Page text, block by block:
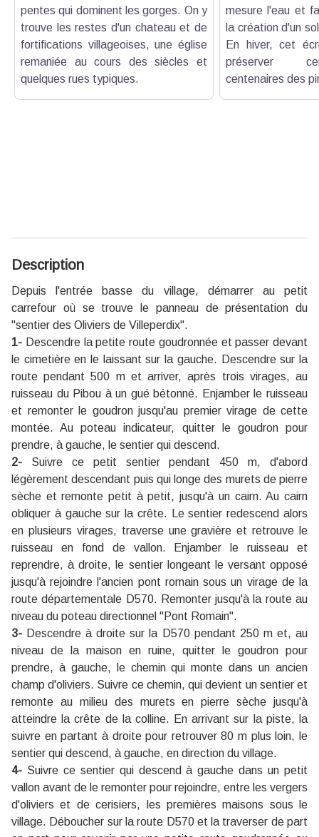
pentes qui dominent les gorges. On y
trouve les restes d'un chateau et de
fortifications villageoises, une église
remaniée au cours des siècles et
quelques rues typiques.
mesure l'eau et
la création d'un
En hiver, cet
préserver
centenaires des
Description
Depuis l'entrée basse du village, démarrer au petit
carrefour où se trouve le panneau de présentation du
"sentier des Oliviers de Villeperdix".
1- Descendre la petite route goudronnée et passer devant
le cimetière en le laissant sur la gauche. Descendre sur la
route pendant 500 m et arriver, après trois virages, au
ruisseau du Pibou à un gué bétonné. Enjamber le ruisseau
et remonter le goudron jusqu'au premier virage de cette
montée. Au poteau indicateur, quitter le goudron pour
prendre, à gauche, le sentier qui descend.
2- Suivre ce petit sentier pendant 450 m, d'abord
légèrement descendant puis qui longe des murets de pierre
sèche et remonte petit à petit, jusqu'à un cairn. Au cairn
obliquer à gauche sur la crête. Le sentier redescend alors
en plusieurs virages, traverse une gravière et retrouve le
ruisseau en fond de vallon. Enjamber le ruisseau et
reprendre, à droite, le sentier longeant le versant opposé
jusqu'à rejoindre l'ancien pont romain sous un virage de la
route départementale D570. Remonter jusqu'à la route au
niveau du poteau directionnel "Pont Romain".
3- Descendre à droite sur la D570 pendant 250 m et, au
niveau de la maison en ruine, quitter le goudron pour
prendre, à gauche, le chemin qui monte dans un ancien
champ d'oliviers. Suivre ce chemin, qui devient un sentier et
remonte au milieu des murets en pierre sèche jusqu'à
atteindre la crête de la colline. En arrivant sur la piste, la
suivre en partant à droite pour retrouver 80 m plus loin, le
sentier qui descend, à gauche, en direction du village.
4- Suivre ce sentier qui descend à gauche dans un petit
vallon avant de le remonter pour rejoindre, entre les vergers
d'oliviers et de cerisiers, les premières maisons sous le
village. Déboucher sur la route D570 et la traverser de part